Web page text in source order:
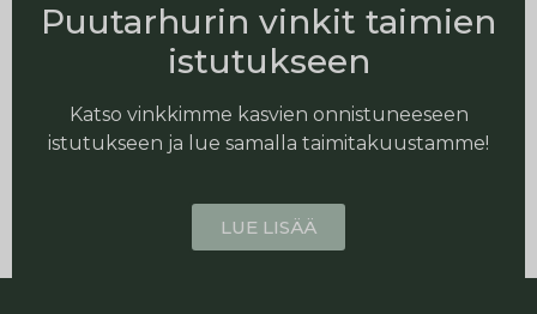
Puutarhurin vinkit taimien
istutukseen
Katso vinkkimme kasvien onnistuneeseen
istutukseen ja lue samalla taimitakuustamme!
LUE LISÄÄ